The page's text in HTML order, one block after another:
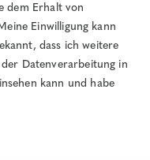
dem Erhalt von
Einwilligung kann
dass ich weitere
Datenverarbeitung in
kann und habe